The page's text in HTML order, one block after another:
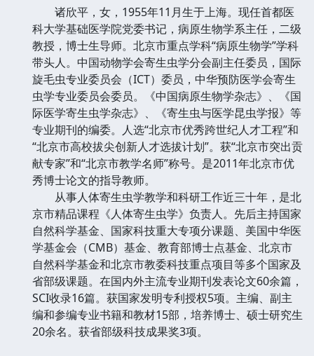
诸欣平，女，1955年11月生于上海。现任首都医
科大学基础医学院党委书记，病原生物学系主任，二级
教授，博士生导师。北京市重点学科“病原生物学”学科
带头人。中国动物学会寄生虫学分会副主任委员，国际
旋毛虫专业委员会（ICT）委员，中华预防医学会寄生
虫学专业委员会委员。《中国病原生物学杂志》、《国
际医学寄生虫学杂志》、《寄生虫与医学昆虫学报》等
专业期刊的编委。人选“北京市优秀跨世纪人才工程”和
“北京市高校拔尖创新人才选拔计划”。获“北京市突出贡
献专家”和“北京市教学名师”称号。是2011年北京市优
秀博士论文的指导教师。
从事人体寄生虫学教学和科研工作近三十年，是北
京市精品课程《人体寄生虫学》负责人。先后主持国家
自然科学基金、国家科技重大专项分课题、美国中华医
学基金会（CMB）基金、教育部博士点基金、北京市
自然科学基金和北京市教委科技重点项目等多个国家及
省部级课题。在国内外主流专业期刊发表论文60余篇，
SCI收录16篇。获国家发明专利授权5项。主编、副主
编和参编专业书籍和教材15部，培养博士、硕士研究生
20余名。获省部级科技成果奖3项。